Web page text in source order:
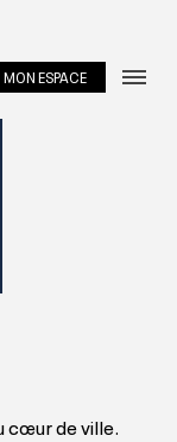
MON ESPACE
cœur de ville.